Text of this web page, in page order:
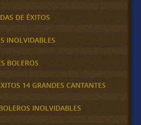
DE ÉXITOS
INOLVIDABLES
BOLEROS
14 GRANDES CANTANTES
INOLVIDABLES